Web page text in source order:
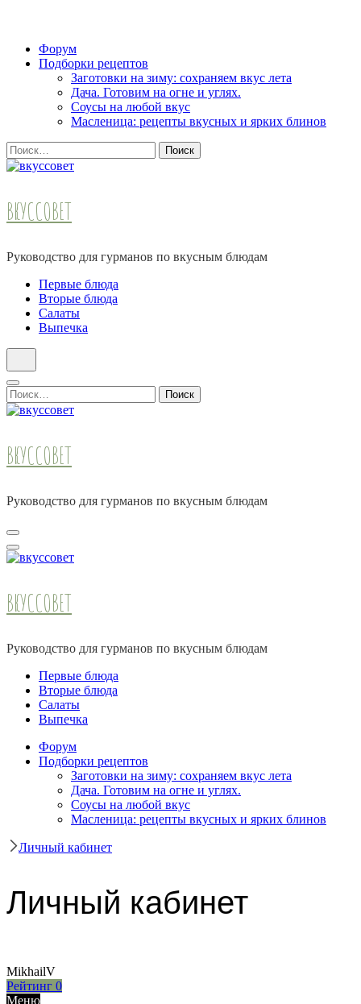
Skip
Форум
Подборки рецептов
Заготовки на зиму: сохраняем вкус лета
Дача. Готовим на огне и углях.
Соусы на любой вкус
Масленица: рецепты вкусных и ярких блинов
Найти:
ВКУССОВЕТ
Руководство для гурманов по вкусным блюдам
Первые блюда
Вторые блюда
Салаты
Выпечка
Найти:
ВКУССОВЕТ
Руководство для гурманов по вкусным блюдам
ВКУССОВЕТ
Руководство для гурманов по вкусным блюдам
Первые блюда
Вторые блюда
Салаты
Выпечка
Форум
Подборки рецептов
Заготовки на зиму: сохраняем вкус лета
Дача. Готовим на огне и углях.
Соусы на любой вкус
Масленица: рецепты вкусных и ярких блинов
Личный кабинет
Личный кабинет
MikhailV
Рейтинг 0
Меню